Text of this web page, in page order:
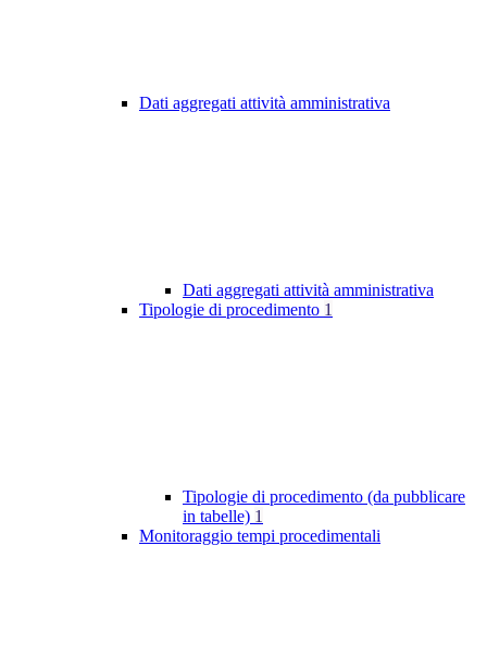
Dati aggregati attività amministrativa
Dati aggregati attività amministrativa
Tipologie di procedimento 1
Tipologie di procedimento (da pubblicare
in tabelle) 1
Monitoraggio tempi procedimentali